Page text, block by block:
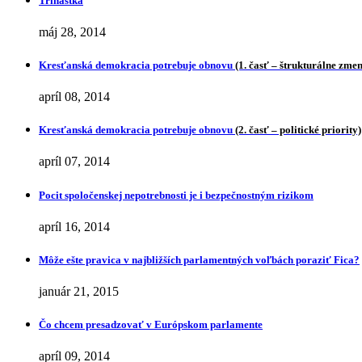
máj 28, 2014
Kresťanská demokracia potrebuje obnovu (1. časť – štrukturálne
apríl 08, 2014
Kresťanská demokracia potrebuje obnovu (2. časť – politické priority)
apríl 07, 2014
Pocit spoločenskej nepotrebnosti je i bezpečnostným rizikom
apríl 16, 2014
Môže ešte pravica v najbližších parlamentných voľbách poraziť Fica?
január 21, 2015
Čo chcem presadzovať v Európskom parlamente
apríl 09, 2014